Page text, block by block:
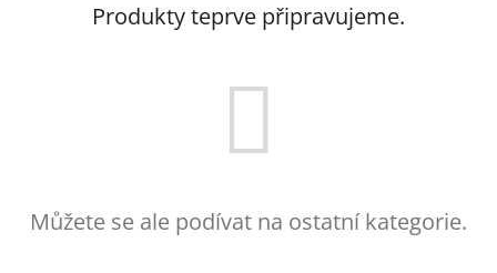
Produkty teprve připravujeme.
Můžete se ale podívat na ostatní kategorie.